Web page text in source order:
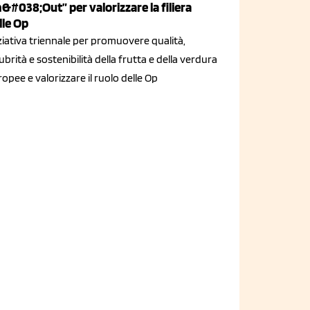
per valorizzare la filiera
Op
triennale per promuovere qualità,
e sostenibilità della frutta e della verdura
e valorizzare il ruolo delle Op